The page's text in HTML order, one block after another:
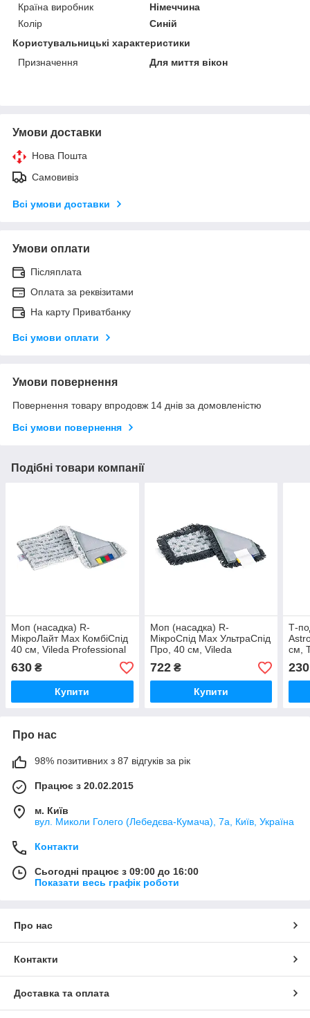
Країна виробник
Німеччина
Колір
Синій
Користувальницькі характеристики
Призначення
Для миття вікон
Умови доставки
Нова Пошта
Самовивіз
Всі умови доставки
Умови оплати
Післяплата
Оплата за реквізитами
На карту Приватбанку
Всі умови оплати
Умови повернення
Повернення товару впродовж 14 днів за домовленістю
Всі умови повернення
Подібні товари компанії
Моп (насадка) R-
МікроЛайт Max КомбіСпід
40 см, Vileda Professional
630 ₴
Купити
Моп (насадка) R-
МікроСпід Max УльтраСпід
Про, 40 см, Vileda
Professional
722₴
Купити
Т-
см,
230
Про нас
98% позитивних з 87 відгуків за рік
Працює з 20.02.2015
м. Київ
вул. Миколи Голего (Лебедєва-Кумача), 7а, Київ, Україна
Контакти
Сьогодні працює з 09:00 до 16:00
Показати весь графік роботи
Про нас
Контакти
Доставка та оплата